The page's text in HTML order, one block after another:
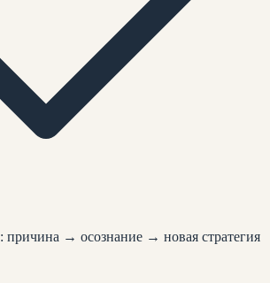
→ осознание → новая стратегия